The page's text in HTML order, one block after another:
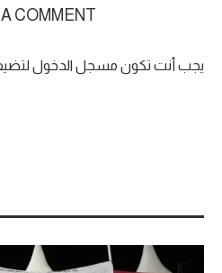
COMMENT
يجب أنت تكون مسجل الدخول